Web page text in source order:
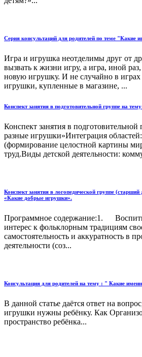
Серия консультаций для родителей по теме "Какие
Игра и игрушка неотделимы друг от
вызвать к жизни игру, а игра, иной раз,
новую игрушку. И не случайно в играх
игрушки, купленные в магазине, ...
Конспект занятия в подготовительной группе на
Конспект занятия в
разные игрушки»Интеграция
(формирование целостной картины
труд.Виды детской деятельности:
Конспект занятия в логопедической группе
«Какие добрые игрушки».
Программное содержание:1.
интерес к фольклорным традициям
самостоятельность и аккуратность в
деятельности (соз...
Консультация для родителей на тему : " Какие
В данной статье даётся ответ на
игрушки нужны ребёнку. Как
пространство ребёнка...